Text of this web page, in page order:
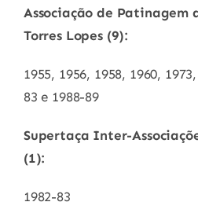
Associação de Patinagem
Torres Lopes (9):
1955, 1956, 1958, 1960,
83 e 1988-89
Supertaça Inter-
(1):
1982-83